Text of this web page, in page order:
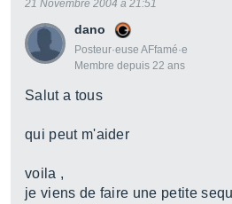
dano
Posteur·euse AFfamé·e
Membre depuis 22 ans
21 Novembre 2004 à 21:51
Salut a tous
qui peut m'aider
voila ,
je viens de faire une petite